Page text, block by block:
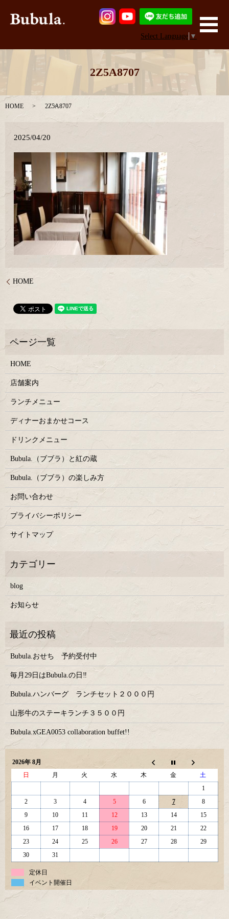
Select Language ▼
メ
2Z5A8707
HOME 2Z5A8707
2025/04/20
HOME
HOME
店舗案内
ランチメニュー
ディナーおまかせコース
ドリンクメニュー
Bubula.（ブブラ）と紅の蔵
Bubula.（ブブラ）の楽しみ方
お問い合わせ
プライバシーポリシー
サイトマップ
blog
お知らせ
Bubula.おせち 予約受付中
毎月29日はBubula.の日‼
Bubula.ハンバーグ ランチセット２０００円
山形牛のステーキランチ３５００円
Bubula.xGEA0053 collaboration buffet!!
2026年 8月
日
月 火 水 木 金
土
1
2
3 4 5 6 7
8
9
10 11 12 13 14
15
16
17 18 19 20 21
22
23
24 25 26 27 28
29
30
31
定休日
イベント開催日